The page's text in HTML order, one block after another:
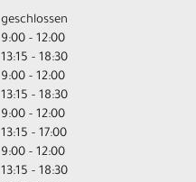
geschlossen
9:00 - 12:00
13:15 - 18:30
9:00 - 12:00
13:15 - 18:30
9:00 - 12:00
13:15 - 17:00
9:00 - 12:00
13:15 - 18:30